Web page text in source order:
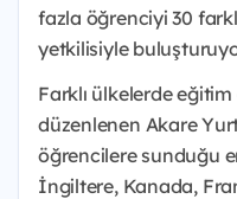
fazla öğrenciyi 30
yetkilisiyle
Farklı ülkelerde
düzenlenen Akare
öğrencilere sunduğu
İngiltere, Kanada,